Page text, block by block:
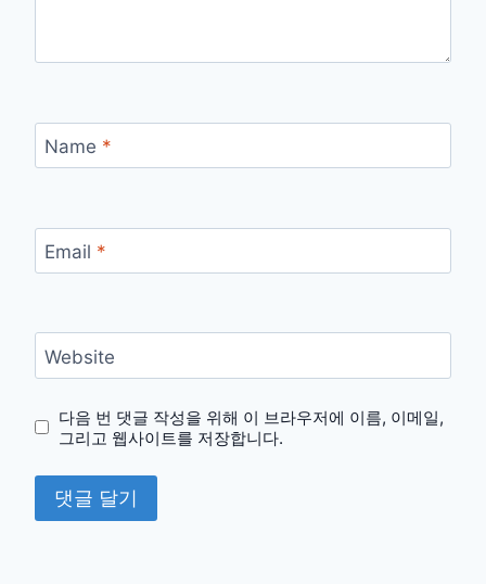
Name *
Email *
Website
다음 번 댓글 작성을 위해 이 브라우저에 이름, 이메일,
그리고 웹사이트를 저장합니다.